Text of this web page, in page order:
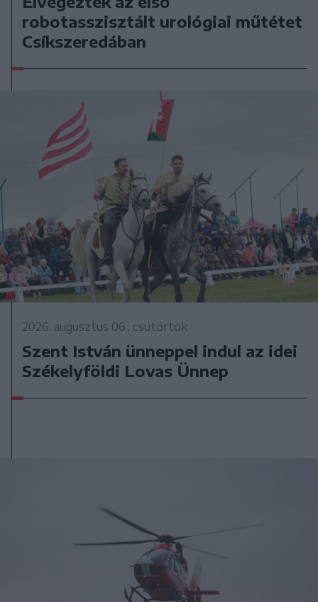
robotasszisztált urológiai műtétet
Csíkszeredában
2026. augusztus 06., csütörtök
Szent István ünneppel indul az idei
Székelyföldi Lovas Ünnep